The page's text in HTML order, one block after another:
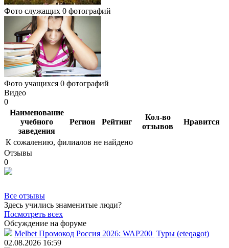
Фото служащих 0 фотографий
Фото учащихся 0 фотографий
Видео
0
Наименование
учебного
заведения
Регион Рейтинг
Кол-во
отзывов
Нравится
К сожалению, филиалов не найдено
Отзывы
0
Все отзывы
Здесь учились знаменитые люди?
Посмотреть всех
Обсуждение на форуме
Melbet Промокод Россия 2026: WAP200 Туры (eteqagot)
02.08.2026 16:59